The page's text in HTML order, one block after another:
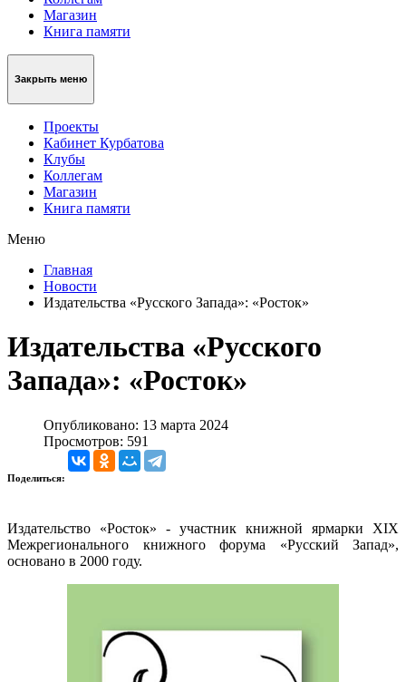
Магазин
Книга памяти
Закрыть меню
Проекты
Кабинет Курбатова
Клубы
Коллегам
Магазин
Книга памяти
Меню
Главная
Новости
Издательства «Русского Запада»: «Росток»
Издательства «Русского
Запада»: «Росток»
Опубликовано: 13 марта 2024
Просмотров: 591
Поделиться:
Издательство «Росток» - участник книжной ярмарки XIX
Межрегионального книжного форума «Русский Запад»,
основано в 2000 году.